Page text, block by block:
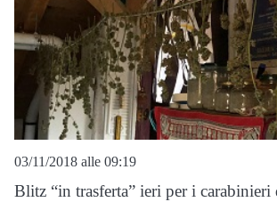
03/11/2018 alle 09:19
Blitz “in trasferta” ieri per i